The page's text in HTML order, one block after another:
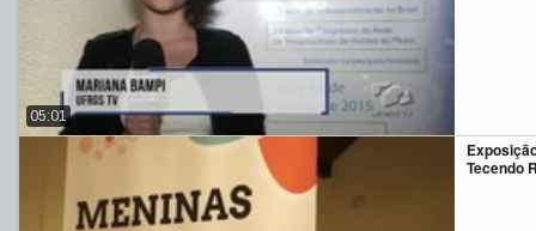
05:01
Tecendo